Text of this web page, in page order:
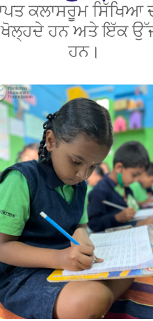
ਕਲਾਸਰੂਮ ਸਿੱਖਿਆ
ਹਨ ਅਤੇ ਇੱਕ
ਹਨ।